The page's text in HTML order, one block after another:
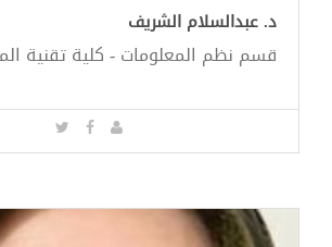
د. عبدالسلام الشريف
قسم نظم المعلومات - كلية تقنية